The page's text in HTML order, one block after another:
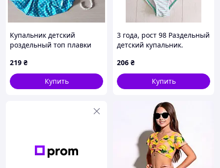
Купальник детский
роздельный топ плавки
года голубой (KD-GRblu8)
219 ₴
Купить
3 года, рост 98 Раздельный
детский купальник.
206 ₴
Купить